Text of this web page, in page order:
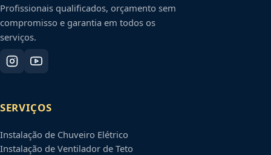
Profissionais qualificados, orçamento sem
compromisso e garantia em todos os
serviços.
SERVIÇOS
Instalação de Chuveiro Elétrico
Instalação de Ventilador de Teto